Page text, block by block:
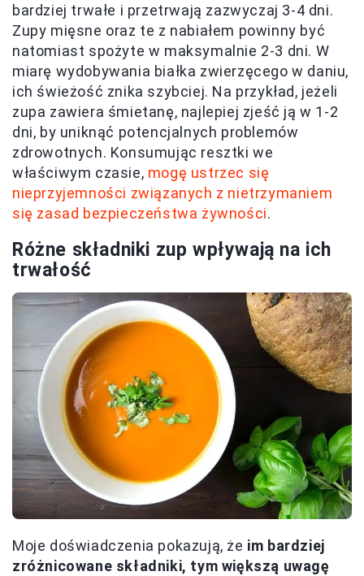
bardziej trwałe i przetrwają zazwyczaj 3-4 dni.
Zupy mięsne oraz te z nabiałem powinny być
natomiast spożyte w maksymalnie 2-3 dni. W
miarę wydobywania białka zwierzęcego w daniu,
ich świeżość znika szybciej. Na przykład, jeżeli
zupa zawiera śmietanę, najlepiej zjeść ją w 1-2
dni, by uniknąć potencjalnych problemów
zdrowotnych. Konsumując resztki we
właściwym czasie, mogę ustrzec się
nieprzyjemności związanych z nietrzymaniem
się zasad bezpieczeństwa żywności.
Różne składniki zup wpływają na ich
trwałość
Moje doświadczenia pokazują, że im bardziej
zróżnicowane składniki, tym większą uwagę